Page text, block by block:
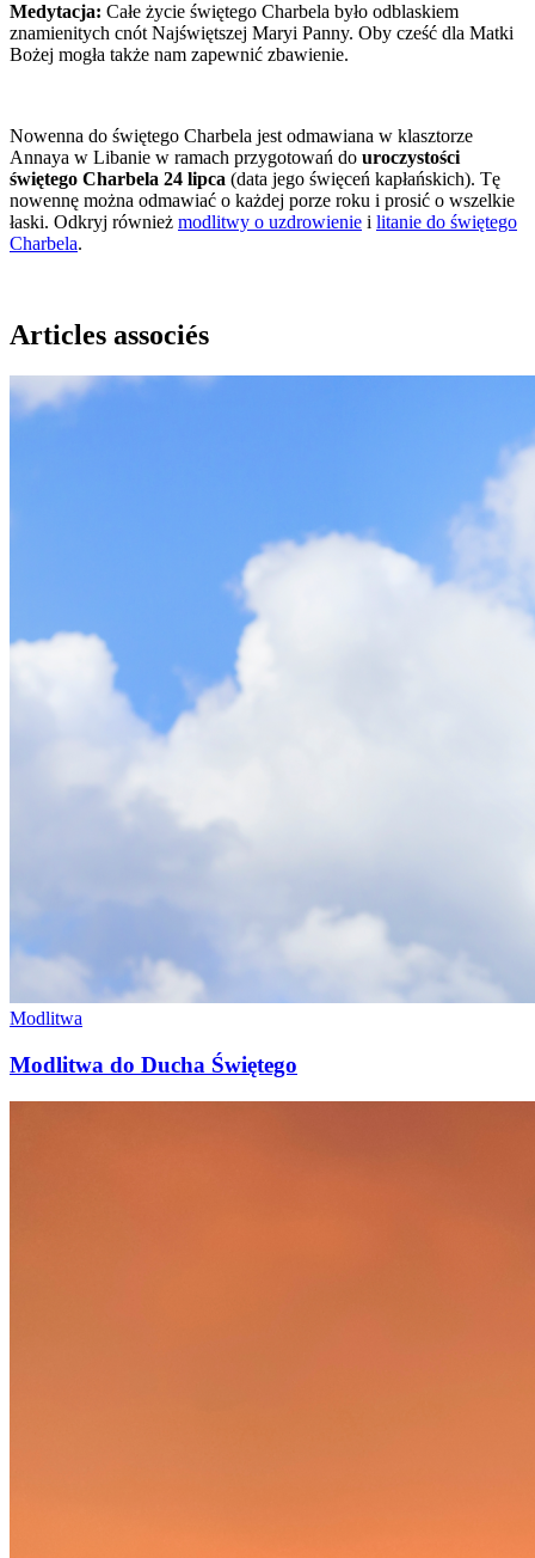
Medytacja: Całe życie świętego Charbela było odblaskiem
znamienitych cnót Najświętszej Maryi Panny. Oby cześć dla Matki
Bożej mogła także nam zapewnić zbawienie.
Nowenna do świętego Charbela jest odmawiana w klasztorze
Annaya w Libanie w ramach przygotowań do uroczystości
świętego Charbela 24 lipca (data jego święceń kapłańskich). Tę
nowennę można odmawiać o każdej porze roku i prosić o wszelkie
łaski. Odkryj również modlitwy o uzdrowienie i litanie do świętego
Charbela.
Articles associés
Modlitwa
Modlitwa do Ducha Świętego